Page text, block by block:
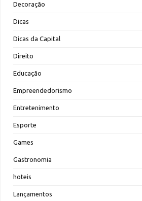
Decoração
Dicas
Dicas da Capital
Direito
Educação
Empreendedorismo
Entretenimento
Esporte
Games
Gastronomia
hoteis
Lançamentos